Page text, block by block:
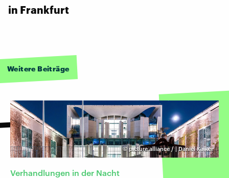
in Frankfurt
Weitere Beiträge
©picture alliance / | Daniel Kalker
Verhandlungen in der Nacht